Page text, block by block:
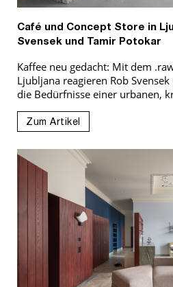
Café und Concept Store in
Svensek und Tamir Potokar
Kaffee neu gedacht: Mit dem
Ljubljana reagieren Rob
die Bedürfnisse einer urbanen,
Zum Artikel